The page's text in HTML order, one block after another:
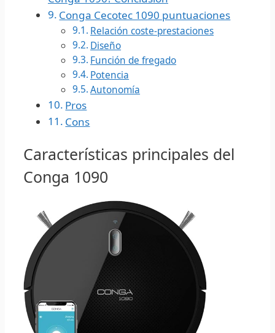
Conga Cecotec 1090 puntuaciones
Relación coste-prestaciones
Diseño
Función de fregado
Potencia
Autonomía
Pros
Cons
Características principales del
Conga 1090